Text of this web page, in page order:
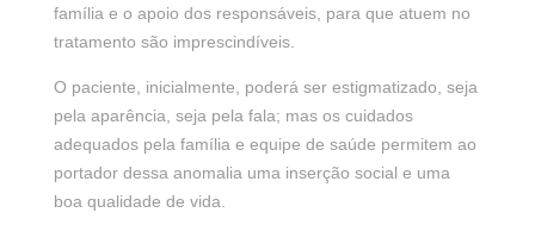
família e o apoio dos responsáveis, para que atuem no
tratamento são imprescindíveis.
O paciente, inicialmente, poderá ser estigmatizado, seja
pela aparência, seja pela fala; mas os cuidados
adequados pela família e equipe de saúde permitem ao
portador dessa anomalia uma inserção social e uma
boa qualidade de vida.